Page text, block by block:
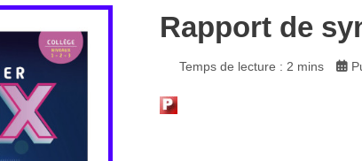
Rapport de
Temps de lecture : 2 mins